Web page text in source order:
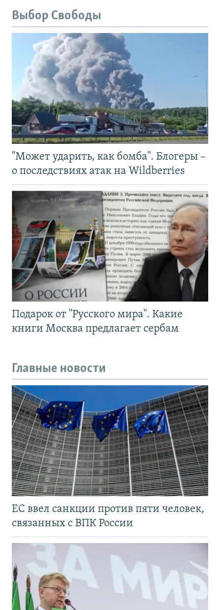
Выбор Свободы
"Может ударить, как бомба". Блогеры –
о последствиях атак на Wildberries
Подарок от "Русского мира". Какие
книги Москва предлагает сербам
Главные новости
ЕС ввел санкции против пяти человек,
связанных с ВПК России